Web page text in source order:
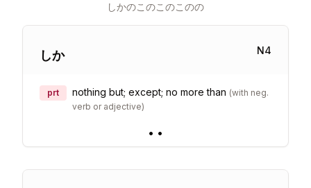
しかのこのこのこのの
しか N4
prt nothing but; except; no more than (with neg.
verb or adjective)
• •